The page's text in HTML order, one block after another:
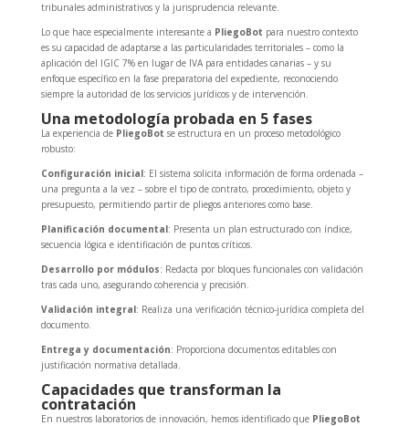
tribunales administrativos y la jurisprudencia relevante.
Lo que hace especialmente interesante a PliegoBot para nuestro contexto
es su capacidad de adaptarse a las particularidades territoriales – como la
aplicación del IGIC 7% en lugar de IVA para entidades canarias – y su
enfoque específico en la fase preparatoria del expediente, reconociendo
siempre la autoridad de los servicios jurídicos y de intervención.
Una metodología probada en 5 fases
La experiencia de PliegoBot se estructura en un proceso metodológico
robusto:
Configuración inicial: El sistema solicita información de forma ordenada –
una pregunta a la vez – sobre el tipo de contrato, procedimiento, objeto y
presupuesto, permitiendo partir de pliegos anteriores como base.
Planificación documental: Presenta un plan estructurado con índice,
secuencia lógica e identificación de puntos críticos.
Desarrollo por módulos: Redacta por bloques funcionales con validación
tras cada uno, asegurando coherencia y precisión.
Validación integral: Realiza una verificación técnico-jurídica completa del
documento.
Entrega y documentación: Proporciona documentos editables con
justificación normativa detallada.
Capacidades que transforman la
contratación
En nuestros laboratorios de innovación, hemos identificado que PliegoBot